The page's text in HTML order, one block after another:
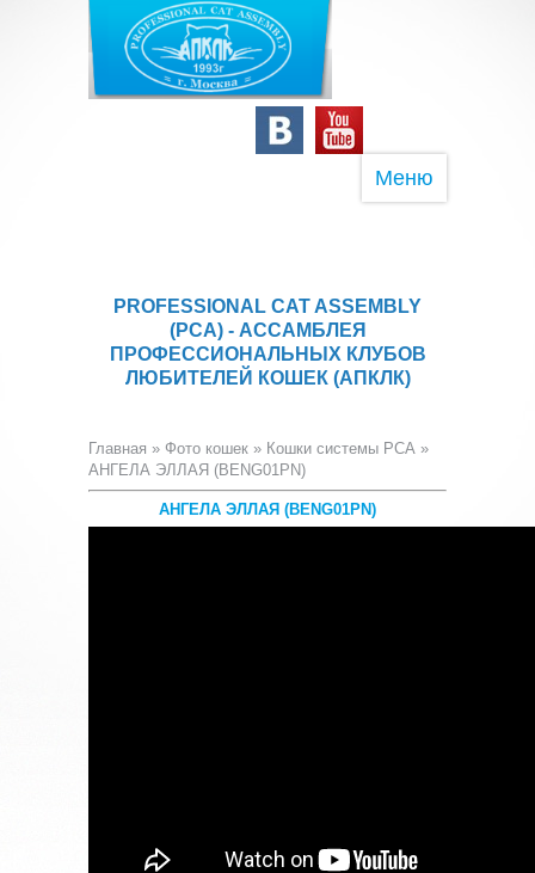
Меню
PROFESSIONAL CAT ASSEMBLY
(PCA) - АССАМБЛЕЯ
ПРОФЕССИОНАЛЬНЫХ КЛУБОВ
ЛЮБИТЕЛЕЙ КОШЕК (АПКЛК)
Главная » Фото кошек » Кошки системы PCA »
АНГЕЛА ЭЛЛАЯ (BENG01PN)
АНГЕЛА ЭЛЛАЯ (BENG01PN)